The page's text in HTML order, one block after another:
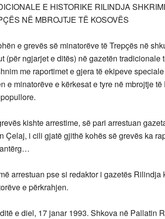
E HISTORIKE RILINDJA
NË MBROJTJE TË KOSOVËS
e grevës së minatorëve të Trepçës në
(për ngjarjet e ditës) në gazetën
me raportimet e gjera të ekipeve
e minatorëve e kërkesat e tyre në mbrojtje
kishte arrestime, së pari arrestuan
Çelaj, i cili gjatë gjithë kohës së grevës ka
arrestuan pse si redaktor i gazetës
e përkrahjen.
e diel, 17 janar 1993. Shkova në Pallatin